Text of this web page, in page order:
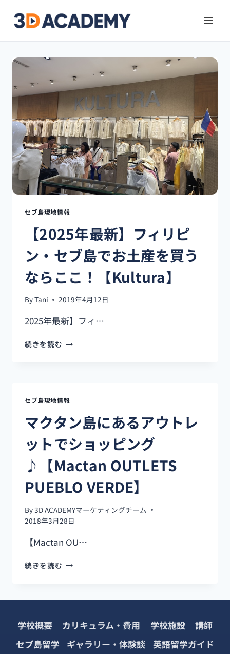
セブ島現地情報
【2025年最新】フィリピ
ン・セブ島でお土産を買う
ならここ！【Kultura】
ByTani 2019年4月12日
2025年最新】フィ…
続きを読む 【2025
リ
ピ
ン・
セ
ブ
島
で
お
土
を
買
な
こ
セブ島現地情報
マクタン島にあるアウトレ
ットでショッピング
♪【Mactan OUTLETS
PUEBLO VERDE】
By3D ACADEMYマーケティングチーム
2018年3月28日
【Mactan OU…
続きを読む
あ
ア
学校概要 カリキュラム・費用 学校施設
講師
セブ島留学 ギャラリー・体験談 英語留学ガイド